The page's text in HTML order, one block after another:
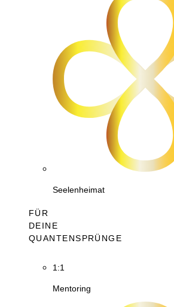
Seelenheimat
FÜR
DEINE
QUANTENSPRÜNGE
1:1
Mentoring